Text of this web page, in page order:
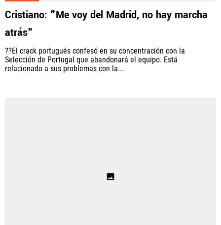
Cristiano: "Me voy del Madrid, no hay marcha
atrás"
??El crack portugués confesó en su concentración con la
Selección de Portugal que abandonará el equipo. Está
relacionado a sus problemas con la...